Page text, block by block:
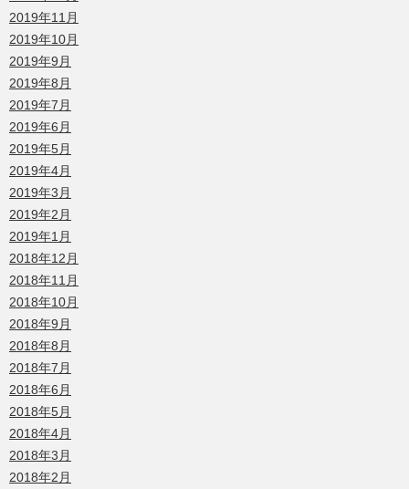
2019年11月
2019年10月
2019年9月
2019年8月
2019年7月
2019年6月
2019年5月
2019年4月
2019年3月
2019年2月
2019年1月
2018年12月
2018年11月
2018年10月
2018年9月
2018年8月
2018年7月
2018年6月
2018年5月
2018年4月
2018年3月
2018年2月